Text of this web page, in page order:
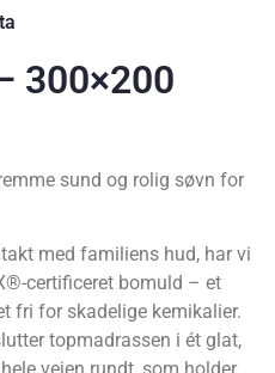
300×200
sund og rolig søvn for
med familiens hud, har vi
certificeret bomuld – et
fri for skadelige kemikalier.
topmadrassen i ét glat,